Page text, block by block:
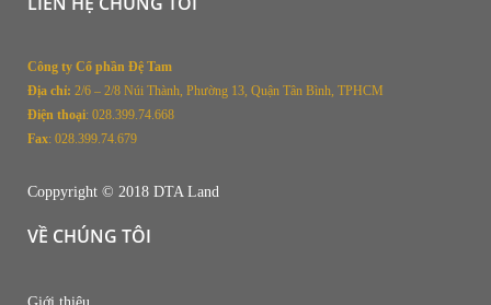
Công ty Cổ phần Đệ Tam
Địa chỉ: 2/6 – 2/8 Núi Thành, Phường 13, Quận Tân Bình, TPHCM
Điện thoại: 028.399.74.668
Fax: 028.399.74.679
Coppyright © 2018 DTA Land
VỀ CHÚNG TÔI